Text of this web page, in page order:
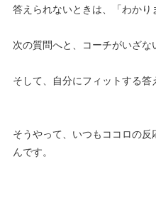
答えられないときは、「わかり
次の質問へと、コーチがいざな
そして、自分にフィットする答
そうやって、いつもココロの反
んです。